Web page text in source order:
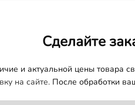
Сделайте
и актуальной цены товара
на сайте. После обработки